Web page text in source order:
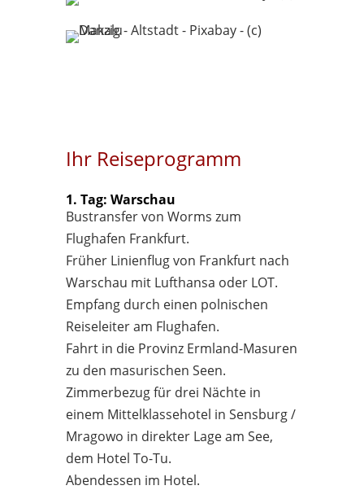
Ihr Reiseprogramm
1. Tag: Warschau
Bustransfer von Worms zum
Flughafen Frankfurt.
Früher Linienflug von Frankfurt nach
Warschau mit Lufthansa oder LOT.
Empfang durch einen polnischen
Reiseleiter am Flughafen.
Fahrt in die Provinz Ermland-Masuren
zu den masurischen Seen.
Zimmerbezug für drei Nächte in
einem Mittelklassehotel in Sensburg /
Mragowo in direkter Lage am See,
dem Hotel To-Tu.
Abendessen im Hotel.